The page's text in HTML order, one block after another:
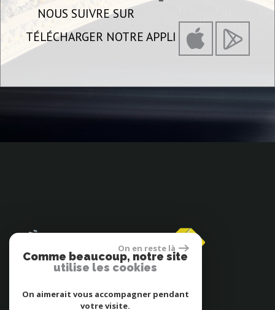
NOUS SUIVRE SUR
TÉLÉCHARGER NOTRE APPLI
Espace propriétaires
On en reste là
Comme beaucoup, notre site
utilise les cookies
On aimerait vous accompagner pendant
votre visite.